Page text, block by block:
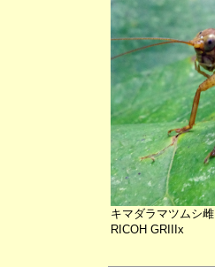
キマダラマツムシ雌
RICOH GRIIIx